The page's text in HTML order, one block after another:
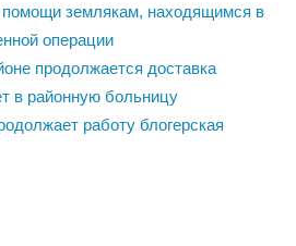
помощи землякам, находящимся в
операции
продолжается доставка
в районную больницу
работу блогерская